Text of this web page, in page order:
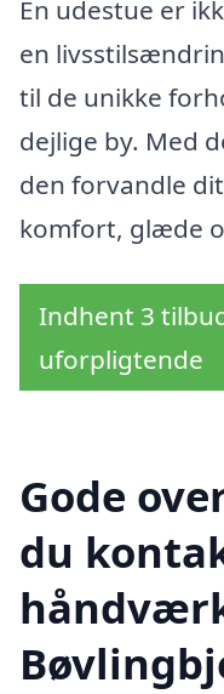
En udestue er
en
til de unikke
dejlige by. Med
den forvandle
komfort, glæde
Indhent 3
uforpligtende
Gode
du